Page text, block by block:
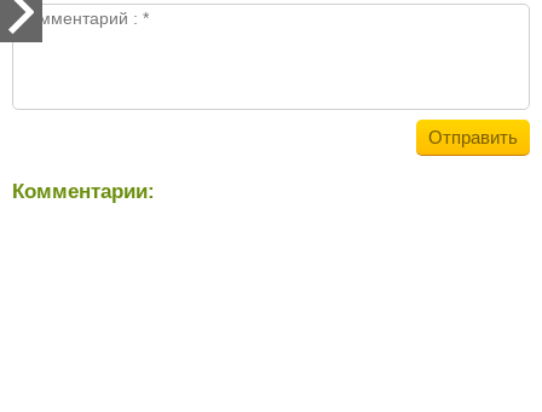
Комментарии: